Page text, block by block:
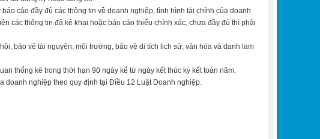
cáo đầy đủ các thông tin về doanh nghiệp, tình hình tài chính của doanh
các thông tin đã kê khai hoặc báo cáo thiếu chính xác, chưa đầy đủ thì phải
bảo vệ tài nguyên, môi trường, bảo vệ di tích lịch sử, văn hóa và danh lam
thống kê trong thời hạn 90 ngày kể từ ngày kết thúc kỳ kết toán năm.
doanh nghiệp theo quy định tại Điều 12 Luật Doanh nghiệp.